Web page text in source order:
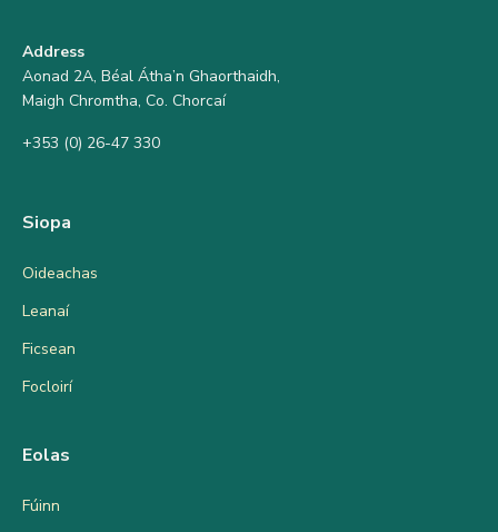
Address
Aonad 2A, Béal Átha’n Ghaorthaidh,
Maigh Chromtha, Co. Chorcaí
+353 (0) 26-47 330
Siopa
Oideachas
Leanaí
Ficsean
Focloirí
Eolas
Fúinn